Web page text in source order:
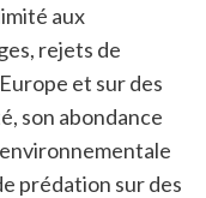
aux
rejets de
et sur des
son abondance
prédation sur des